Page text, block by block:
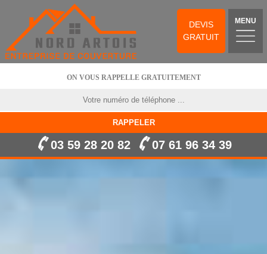
DEVIS
GRATUIT
MENU
ON VOUS RAPPELLE GRATUITEMENT
03 59 28 20 82 07 61 96 34 39